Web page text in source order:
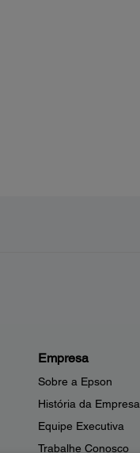
Empresa
Sobre a Epson
História da Empresa
Equipe Executiva
Trabalhe Conosco